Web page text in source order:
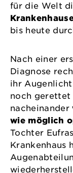
für die Welt
bis heute
Nach einer
Diagnose
ihr
noch gerettet
nacheinander
wie möglich
Tochter
Krankenhaus